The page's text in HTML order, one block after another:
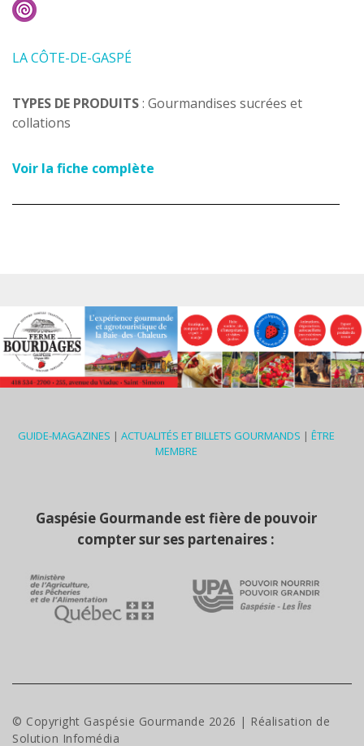
LA CÔTE-DE-GASPÉ
TYPES DE PRODUITS: Gourmandises sucrées et
collations
Voir la fiche complète
GUIDE-MAGAZINES | ACTUALITÉS ET BILLETS GOURMANDS | ÊTRE
MEMBRE
Gaspésie Gourmande est fière de pouvoir
compter sur ses partenaires :
© Copyright Gaspésie Gourmande 2026 | Réalisation de
Solution Infomédia